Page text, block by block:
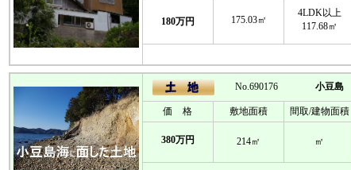
180万円 175.03㎡
4LDK以上
117.68㎡
No.690176 小豆島
価 格 敷地面積 間取/建物面積
380万円 214㎡ ㎡